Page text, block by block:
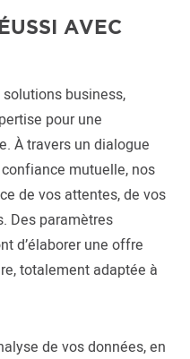
AVEC
business,
pour une
À travers un dialogue
mutuelle, nos
de vos attentes, de vos
Des paramètres
d’élaborer une offre
totalement adaptée à
de vos données, en